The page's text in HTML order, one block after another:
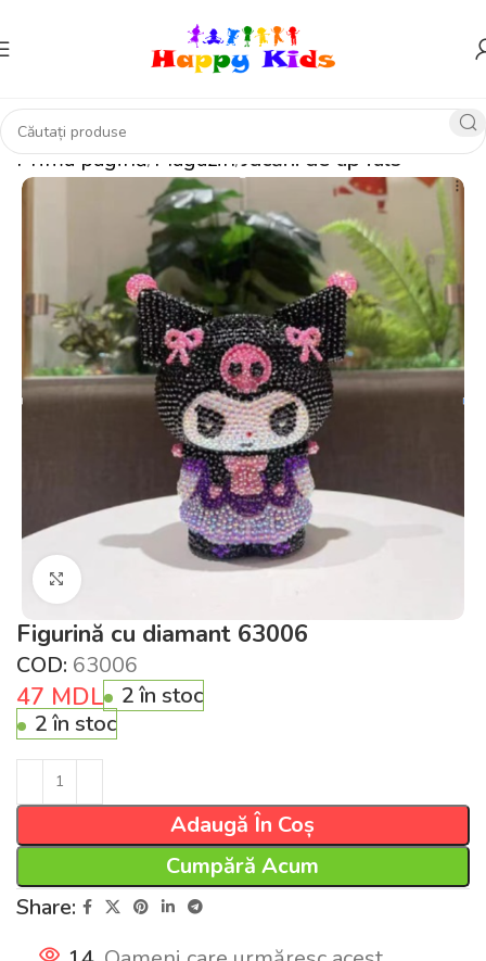
Prima pagină Magazin Jucării de tip fals
Click pentru a mări
Figurină cu diamant 63006
COD: 63006
47 MDL
2 în stoc
2 în stoc
Adaugă În Coș
Cumpără Acum
Share: